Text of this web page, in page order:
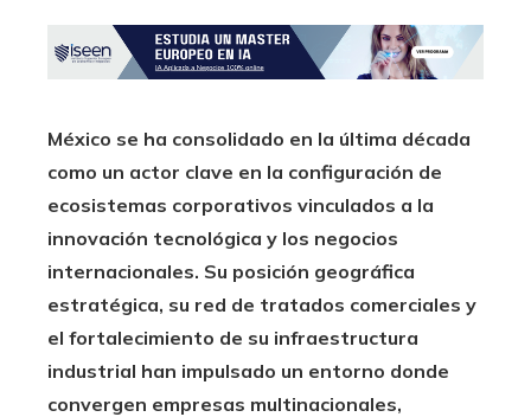
México se ha consolidado en la última década
como un actor clave en la configuración de
ecosistemas corporativos vinculados a la
innovación tecnológica y los negocios
internacionales. Su posición geográfica
estratégica, su red de tratados comerciales y
el fortalecimiento de su infraestructura
industrial han impulsado un entorno donde
convergen empresas multinacionales,